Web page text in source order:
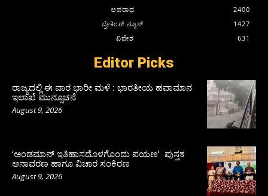
ಅಪರಾಧ
2400
ಬ್ರೇಕಿಂಗ್ ನ್ಯೂಸ್
1427
ವಿದೇಶ
631
Editor Picks
ರಾಜ್ಯದಲ್ಲಿ ಈ ವಾರ ಭಾರೀ ಮಳೆ : ಭಾರತೀಯ ಹವಾಮಾನ
ಇಲಾಖೆ ಮುನ್ಸೂಚನೆ
August 9, 2026
‘ಅಂಡಮಾನ್ ಇತಿಹಾಸದೊಳಗೊಂದು ಪಯಣ’ ಪುಸ್ತಕ
ಅನಾವರಣ ಹಾಗೂ ವಿಚಾರ ಸಂಕಿರಣ
August 9, 2026